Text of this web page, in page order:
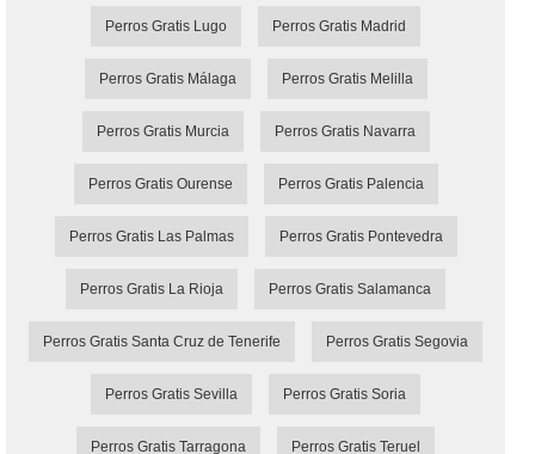
Perros Gratis Lugo Perros Gratis Madrid
Perros Gratis Málaga Perros Gratis Melilla
Perros Gratis Murcia Perros Gratis Navarra
Perros Gratis Ourense Perros Gratis Palencia
Perros Gratis Las Palmas Perros Gratis Pontevedra
Perros Gratis La Rioja Perros Gratis Salamanca
Perros Gratis Santa Cruz de Tenerife Perros Gratis Segovia
Perros Gratis Sevilla Perros Gratis Soria
Perros Gratis Tarragona Perros Gratis Teruel